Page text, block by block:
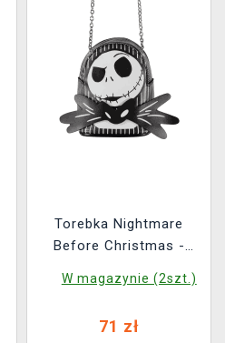
Torebka Nightmare
Before Christmas -
W magazynie (2szt.)
71 zł